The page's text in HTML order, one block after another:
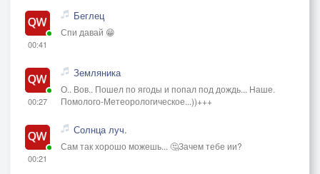
00:41
Беглец
Спи давай 😁
00:27
Земляника
О.. Вов.. Пошел по ягоды и попал под дождь... Наше.
Помолого-Метеорологическое...))+++
00:21
Солнца луч.
Сам так хорошо можешь... 🤔Зачем тебе ии?